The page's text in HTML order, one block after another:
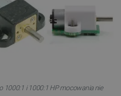
1000:1 i 1000:1 HP mocowania nie